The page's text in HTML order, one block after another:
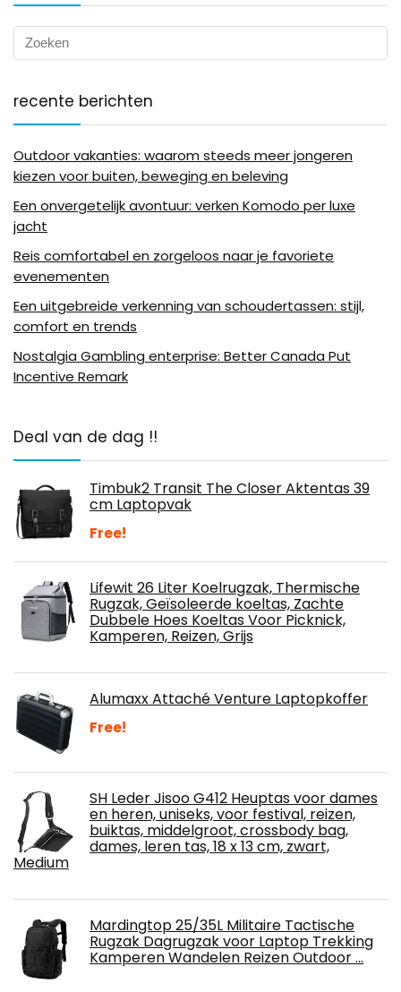
recente berichten
Outdoor vakanties: waarom steeds meer jongeren
kiezen voor buiten, beweging en beleving
Een onvergetelijk avontuur: verken Komodo per luxe
jacht
Reis comfortabel en zorgeloos naar je favoriete
evenementen
Een uitgebreide verkenning van schoudertassen: stijl,
comfort en trends
Nostalgia Gambling enterprise: Better Canada Put
Incentive Remark
Deal van de dag !!
Timbuk2 Transit The Closer Aktentas 39
cm Laptopvak
Free!
Lifewit 26 Liter Koelrugzak, Thermische
Rugzak, Geïsoleerde koeltas, Zachte
Dubbele Hoes Koeltas Voor Picknick,
Kamperen, Reizen, Grijs
Alumaxx Attaché Venture Laptopkoffer
Free!
SH Leder Jisoo G412 Heuptas voor dames
en heren, uniseks, voor festival, reizen,
buiktas, middelgroot, crossbody bag,
dames, leren tas, 18 x 13 cm, zwart,
Medium
Mardingtop 25/35L Militaire Tactische
Rugzak Dagrugzak voor Laptop Trekking
Kamperen Wandelen Reizen Outdoor …